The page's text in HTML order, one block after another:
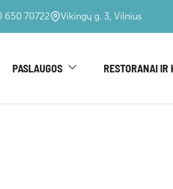
650 70722 Vikingų g. 3, Vilnius
PASLAUGOS RESTORANAI IR